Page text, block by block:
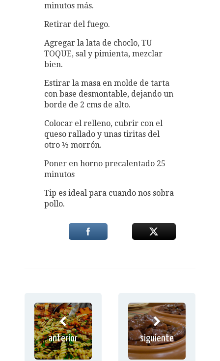
minutos más.
Retirar del fuego.
Agregar la lata de choclo, TU
TOQUE, sal y pimienta, mezclar
bien.
Estirar la masa en molde de tarta
con base desmontable, dejando un
borde de 2 cms de alto.
Colocar el relleno, cubrir con el
queso rallado y unas tiritas del
otro ½ morrón.
Poner en horno precalentado 25
minutos
Tip es ideal para cuando nos sobra
pollo.
anterior siguiente